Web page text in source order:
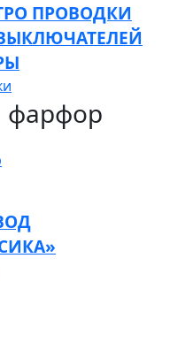
ПРОВОДКИ
фарфор